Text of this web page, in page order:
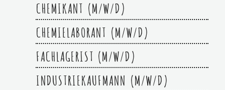
CHEMIKANT (M/W/D)
CHEMIELABORANT (M/W/D)
FACHLAGERIST (M/W/D)
INDUSTRIEKAUFMANN (M/W/D)